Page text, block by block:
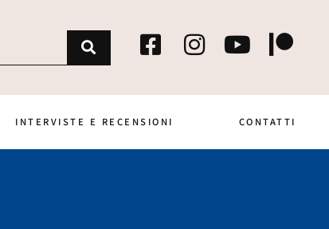
INTERVISTE E RECENSIONI CONTATTI